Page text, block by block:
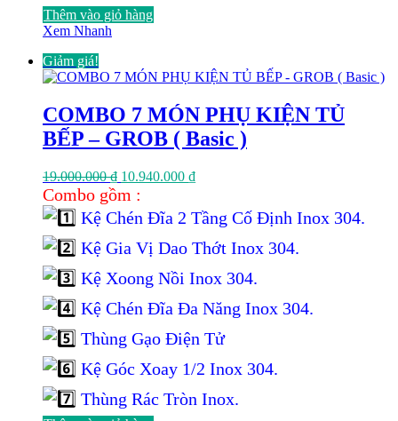
Thêm vào giỏ hàng
Xem Nhanh
Giảm giá!
COMBO 7 MÓN PHỤ KIỆN TỦ
BẾP – GROB ( Basic )
19.000.000₫ Giá
gốc
19.000.000 ₫.
10.940.000 ₫Giá
tại
là:
10.940.000 ₫.
Combo gồm :
Kệ Chén Đĩa 2 Tầng Cố Định Inox 304.
Kệ Gia Vị Dao Thớt Inox 304.
Kệ Xoong Nồi Inox 304.
Kệ Chén Đĩa Đa Năng Inox 304.
Thùng Gạo Điện Tử
Kệ Góc Xoay 1/2 Inox 304.
Thùng Rác Tròn Inox.